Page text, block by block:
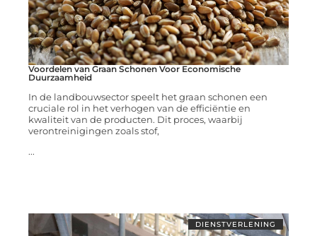
Voordelen van Graan Schonen Voor Economische
Duurzaamheid
In de landbouwsector speelt het graan schonen een
cruciale rol in het verhogen van de efficiëntie en
kwaliteit van de producten. Dit proces, waarbij
verontreinigingen zoals stof,
...
DIENSTVERLENING